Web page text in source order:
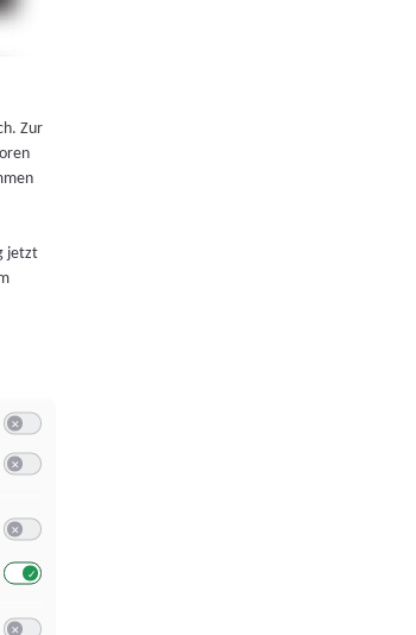
Zur
jetzt
Speichern von oder Zugriff auf Informationen auf einem Endgerät
Verwendung reduzierter Daten zur Auswahl von Werbeanzeigen
Erstellung von Profilen für personalisierte Werbung